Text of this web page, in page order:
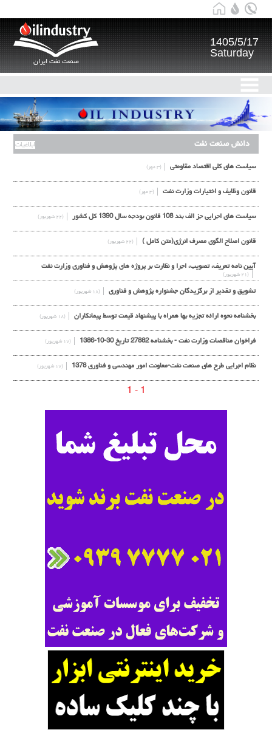
صنعت نفت ایران
1405/5/17
Saturday
دانش صنعت نفت ابلاغیات
سیاست های کلی اقتصاد مقاومتی (۳ مهر)
قانون وظایف و اختیارات وزارت نفت (۳ مهر)
سیاست های اجرایی جز الف بند 108 قانون بودجه سال 1390 کل کشور (۲۲ شهریور)
قانون اصلاح الگوي مصرف انرژي(متن كامل ) (۲۲ شهریور)
آیین نامه تعریف، تصویب، اجرا و نظارت بر پروژه های پژوهش و فناوری وزارت نفت
(۲۱ شهریور)
تشویق و تقدیر از برگزیدگان جشنواره پژوهش و فناوری (۱۸ شهریور)
بخشنامه نحوه ارائه تجزیه بها همراه با پیشنهاد قیمت توسط پیمانکاران (۱۸ شهریور)
فراخوان مناقصات وزارت نفت - بخشنامه 27882 تاریخ 30-10-1386 (۱۷ شهریور)
نظام اجرایی طرح های صنعت نفت-معاونت امور مهندسی و فناوری 1378 (۱۷ شهریور)
1 - 1